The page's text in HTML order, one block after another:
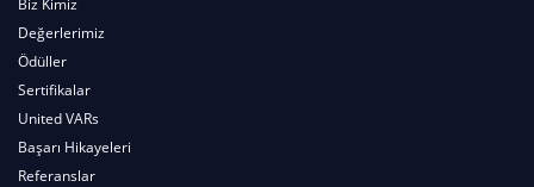
Biz Kimiz
Değerlerimiz
Ödüller
Sertifikalar
United VARs
Başarı Hikayeleri
Referanslar